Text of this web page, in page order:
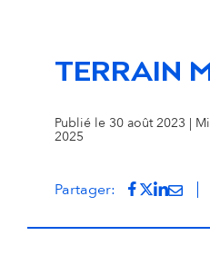
TERRAIN
Publié le 30 août 2023 |
2025
Partager: Partager
(s'ouvre